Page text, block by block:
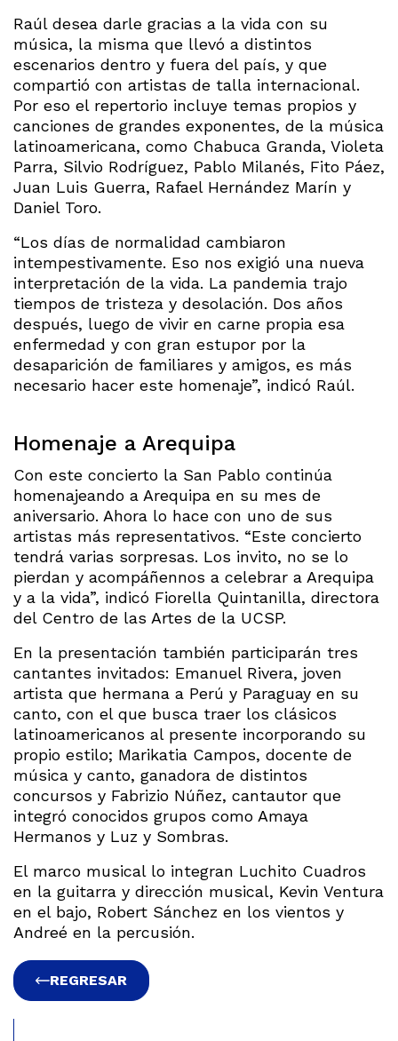
Raúl desea darle gracias a la vida con su
música, la misma que llevó a distintos
escenarios dentro y fuera del país, y que
compartió con artistas de talla internacional.
Por eso el repertorio incluye temas propios y
canciones de grandes exponentes, de la música
latinoamericana, como Chabuca Granda, Violeta
Parra, Silvio Rodríguez, Pablo Milanés, Fito Páez,
Juan Luis Guerra, Rafael Hernández Marín y
Daniel Toro.
“Los días de normalidad cambiaron
intempestivamente. Eso nos exigió una nueva
interpretación de la vida. La pandemia trajo
tiempos de tristeza y desolación. Dos años
después, luego de vivir en carne propia esa
enfermedad y con gran estupor por la
desaparición de familiares y amigos, es más
necesario hacer este homenaje”, indicó Raúl.
Homenaje a Arequipa
Con este concierto la San Pablo continúa
homenajeando a Arequipa en su mes de
aniversario. Ahora lo hace con uno de sus
artistas más representativos. “Este concierto
tendrá varias sorpresas. Los invito, no se lo
pierdan y acompáñennos a celebrar a Arequipa
y a la vida”, indicó Fiorella Quintanilla, directora
del Centro de las Artes de la UCSP.
En la presentación también participarán tres
cantantes invitados: Emanuel Rivera, joven
artista que hermana a Perú y Paraguay en su
canto, con el que busca traer los clásicos
latinoamericanos al presente incorporando su
propio estilo; Marikatia Campos, docente de
música y canto, ganadora de distintos
concursos y Fabrizio Núñez, cantautor que
integró conocidos grupos como Amaya
Hermanos y Luz y Sombras.
El marco musical lo integran Luchito Cuadros
en la guitarra y dirección musical, Kevin Ventura
en el bajo, Robert Sánchez en los vientos y
Andreé en la percusión.
REGRESAR